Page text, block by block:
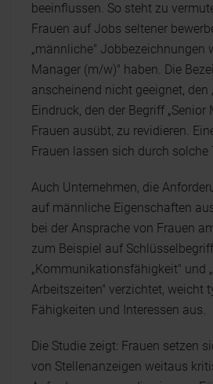
beeinflussen. So steht zu
Frauen auf Jobs seltener
„männliche" Jobbezeichnungen
Manager (m/w)" haben. Die
anscheinend nicht geeignet, den
Eindruck, den der Begriff „Senior
Frauen ausübt, zu revidieren.
Frauen lassen sich durch solche
Auch Unternehmen, die
auf männliche Eigenschaften
bei der Ansprache von Frauen
zum Beispiel auf
„Kommunikationsfähigkeit" und
Arbeitszeiten" verzichtet, weicht
Fähigkeiten und Interessen aus.
Die Studie zeigt: Frauen setzen
von Stellenanzeigen weitaus